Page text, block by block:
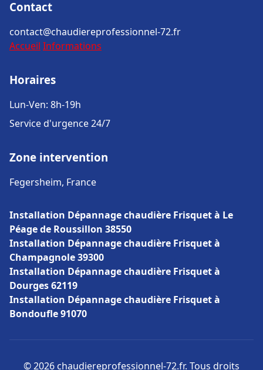
Contact
contact@chaudiereprofessionnel-72.fr
Accueil Informations
Horaires
Lun-Ven: 8h-19h
Service d'urgence 24/7
Zone intervention
Fegersheim, France
Installation Dépannage chaudière Frisquet à Le
Péage de Roussillon 38550
Installation Dépannage chaudière Frisquet à
Champagnole 39300
Installation Dépannage chaudière Frisquet à
Dourges 62119
Installation Dépannage chaudière Frisquet à
Bondoufle 91070
© 2026 chaudiereprofessionnel-72.fr. Tous droits